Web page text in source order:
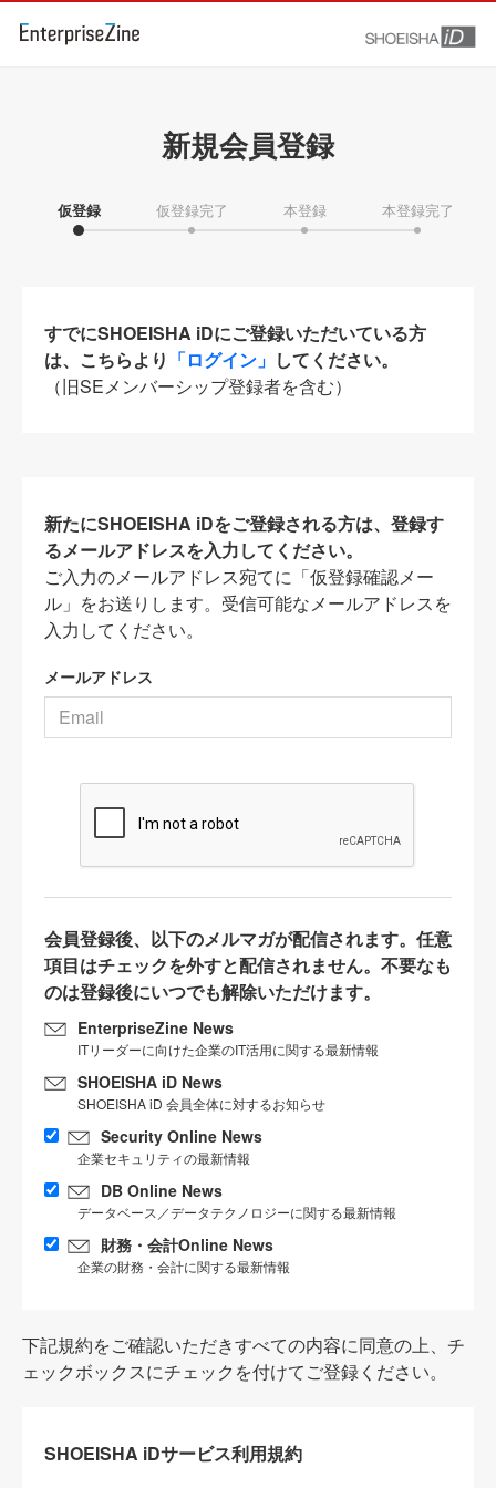
新規会員登録
仮登録 仮登録完了 本登録 本登録完了
すでにSHOEISHA iDにご登録いただいている方
は、こちらより 「ログイン」 してください。
（旧SEメンバーシップ登録者を含む）
新たにSHOEISHA iDをご登録される方は、登録す
るメールアドレスを入力してください。
ご入力のメールアドレス宛てに「仮登録確認メー
ル」をお送りします。受信可能なメールアドレスを
入力してください。
メールアドレス
会員登録後、以下のメルマガが配信されます。任意
項目はチェックを外すと配信されません。不要なも
のは登録後にいつでも解除いただけます。
EnterpriseZine News
ITリーダーに向けた企業のIT活用に関する最新情報
SHOEISHA iD News
SHOEISHA iD 会員全体に対するお知らせ
Security Online News
企業セキュリティの最新情報
DB Online News
データベース／データテクノロジーに関する最新情報
財務・会計Online News
企業の財務・会計に関する最新情報
下記規約をご確認いただきすべての内容に同意の上、チ
ェックボックスにチェックを付けてご登録ください。
SHOEISHA iDサービス利用規約